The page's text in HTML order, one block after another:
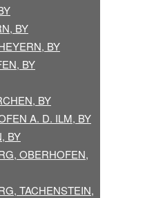
BY
BY
BY
BY
A. D. ILM, BY
BY
OBERHOFEN,
TACHENSTEIN,